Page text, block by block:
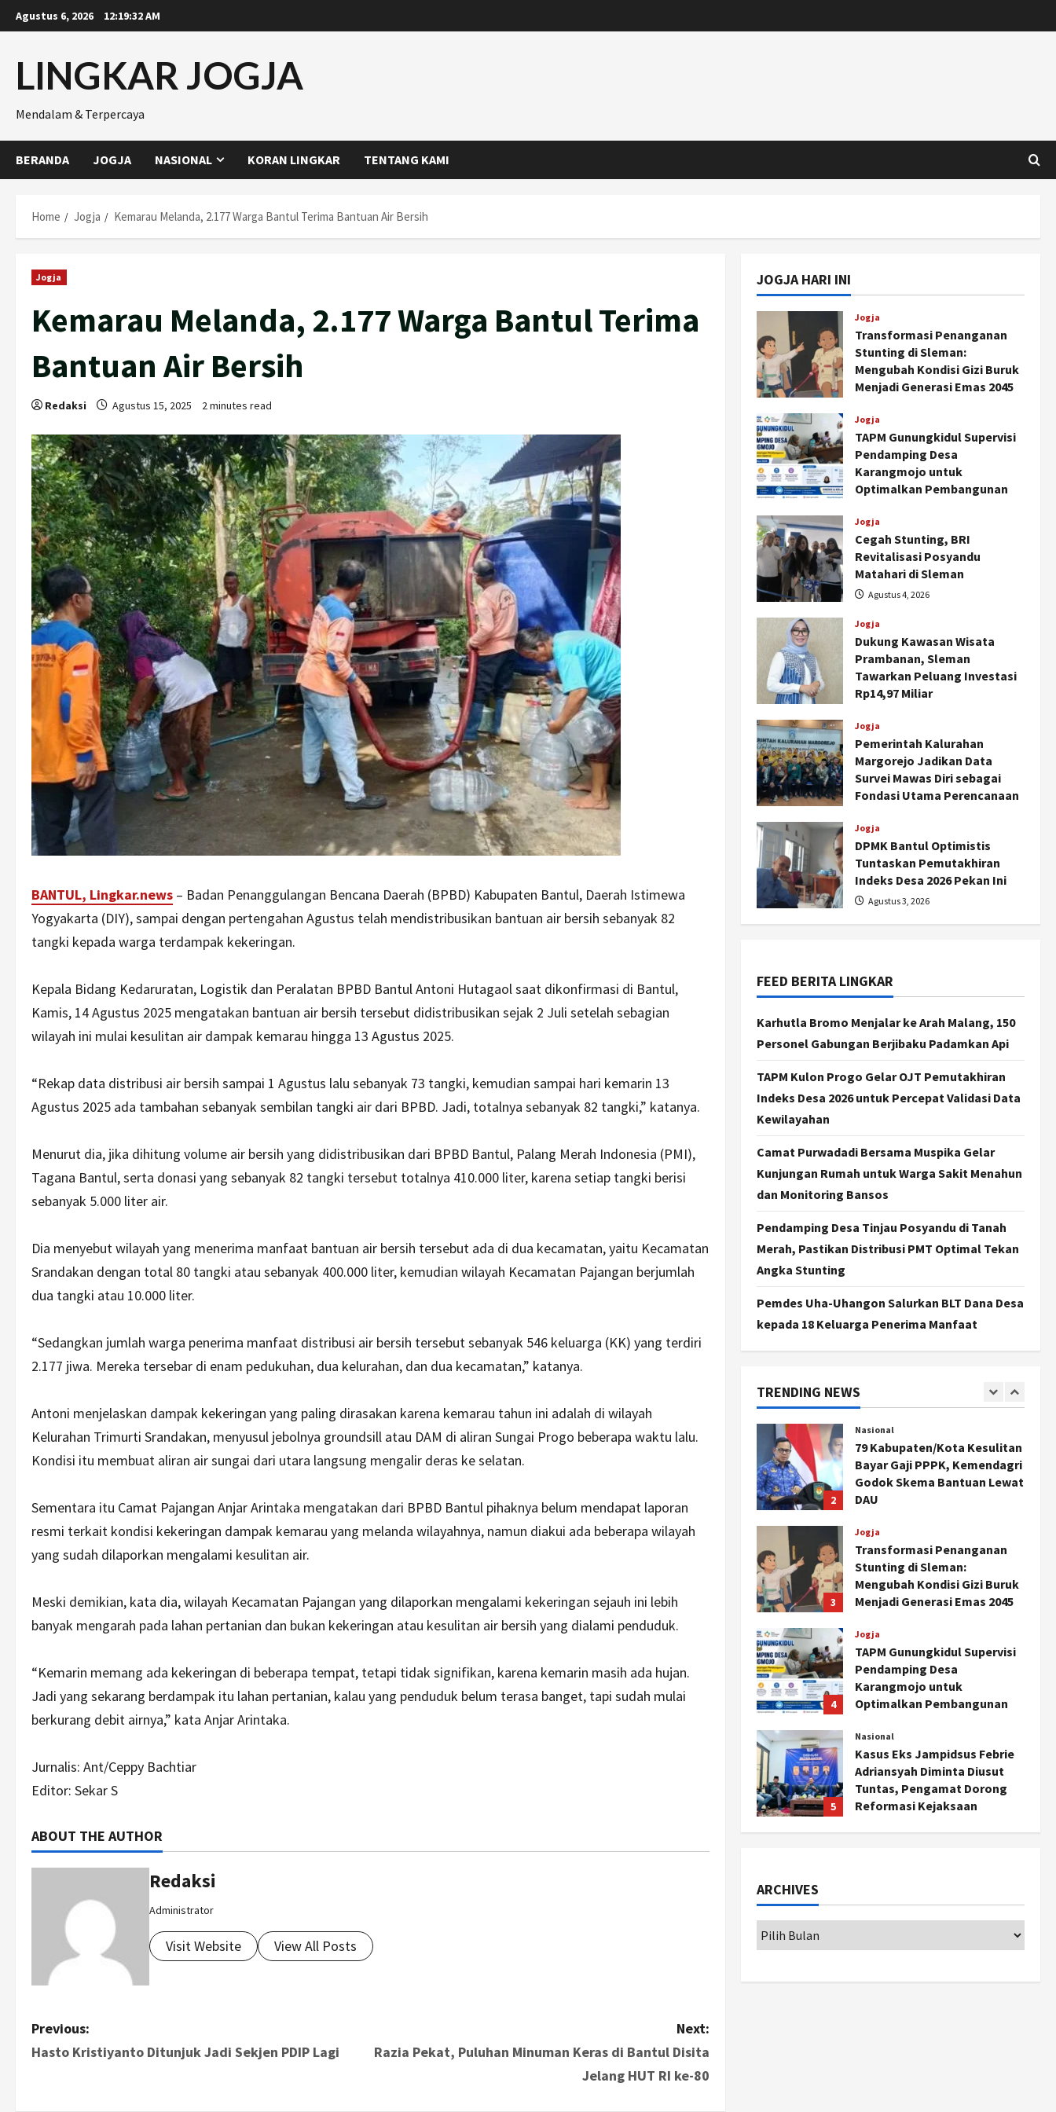
Skip
to
Agustus 6, 2026 12:19:33 AM
LINGKAR JOGJA
Mendalam & Terpercaya
BERANDA JOGJA NASIONAL KORAN LINGKAR TENTANG KAMI
Home Jogja Kemarau Melanda, 2.177 Warga Bantul Terima Bantuan Air Bersih
Jogja
Kemarau Melanda, 2.177 Warga Bantul Terima
Bantuan Air Bersih
Redaksi Agustus 15, 2025 2 minutes read
BANTUL, Lingkar.news – Badan Penanggulangan Bencana Daerah (BPBD) Kabupaten Bantul, Daerah Istimewa
Yogyakarta (DIY), sampai dengan pertengahan Agustus telah mendistribusikan bantuan air bersih sebanyak 82
tangki kepada warga terdampak kekeringan.
Kepala Bidang Kedaruratan, Logistik dan Peralatan BPBD Bantul Antoni Hutagaol saat dikonfirmasi di Bantul,
Kamis, 14 Agustus 2025 mengatakan bantuan air bersih tersebut didistribusikan sejak 2 Juli setelah sebagian
wilayah ini mulai kesulitan air dampak kemarau hingga 13 Agustus 2025.
“Rekap data distribusi air bersih sampai 1 Agustus lalu sebanyak 73 tangki, kemudian sampai hari kemarin 13
Agustus 2025 ada tambahan sebanyak sembilan tangki air dari BPBD. Jadi, totalnya sebanyak 82 tangki,” katanya.
Menurut dia, jika dihitung volume air bersih yang didistribusikan dari BPBD Bantul, Palang Merah Indonesia (PMI),
Tagana Bantul, serta donasi yang sebanyak 82 tangki tersebut totalnya 410.000 liter, karena setiap tangki berisi
sebanyak 5.000 liter air.
Dia menyebut wilayah yang menerima manfaat bantuan air bersih tersebut ada di dua kecamatan, yaitu Kecamatan
Srandakan dengan total 80 tangki atau sebanyak 400.000 liter, kemudian wilayah Kecamatan Pajangan berjumlah
dua tangki atau 10.000 liter.
“Sedangkan jumlah warga penerima manfaat distribusi air bersih tersebut sebanyak 546 keluarga (KK) yang terdiri
2.177 jiwa. Mereka tersebar di enam pedukuhan, dua kelurahan, dan dua kecamatan,” katanya.
Antoni menjelaskan dampak kekeringan yang paling dirasakan karena kemarau tahun ini adalah di wilayah
Kelurahan Trimurti Srandakan, menyusul jebolnya groundsill atau DAM di aliran Sungai Progo beberapa waktu lalu.
Kondisi itu membuat aliran air sungai dari utara langsung mengalir deras ke selatan.
Sementara itu Camat Pajangan Anjar Arintaka mengatakan dari BPBD Bantul pihaknya belum mendapat laporan
resmi terkait kondisi kekeringan dampak kemarau yang melanda wilayahnya, namun diakui ada beberapa wilayah
yang sudah dilaporkan mengalami kesulitan air.
Meski demikian, kata dia, wilayah Kecamatan Pajangan yang dilaporkan mengalami kekeringan sejauh ini lebih
banyak mengarah pada lahan pertanian dan bukan kekeringan atau kesulitan air bersih yang dialami penduduk.
“Kemarin memang ada kekeringan di beberapa tempat, tetapi tidak signifikan, karena kemarin masih ada hujan.
Jadi yang sekarang berdampak itu lahan pertanian, kalau yang penduduk belum terasa banget, tapi sudah mulai
berkurang debit airnya,” kata Anjar Arintaka.
Jurnalis: Ant/Ceppy Bachtiar
Editor: Sekar S
ABOUT THE AUTHOR
Redaksi
Administrator
Visit Website View All Posts
P
o
Previous:
Hasto Kristiyanto Ditunjuk Jadi Sekjen PDIP Lagi
Next:
Razia Pekat, Puluhan Minuman Keras di Bantul Disita
Jelang HUT RI ke-80
JOGJA HARI INI
Jogja
Transformasi Penanganan
Stunting di Sleman:
Mengubah Kondisi Gizi Buruk
Menjadi Generasi Emas 2045
Jogja
TAPM Gunungkidul Supervisi
Pendamping Desa
Karangmojo untuk
Optimalkan Pembangunan
Kalurahan
Agustus 5, 2026
Jogja
Cegah Stunting, BRI
Revitalisasi Posyandu
Matahari di Sleman
Agustus 4, 2026
Jogja
Dukung Kawasan Wisata
Prambanan, Sleman
Tawarkan Peluang Investasi
Rp14,97 Miliar
Jogja
Pemerintah Kalurahan
Margorejo Jadikan Data
Survei Mawas Diri sebagai
Fondasi Utama Perencanaan
Agustus 3, 2026
Jogja
DPMK Bantul Optimistis
Tuntaskan Pemutakhiran
Indeks Desa 2026 Pekan Ini
Agustus 3, 2026
FEED BERITA LINGKAR
Karhutla Bromo Menjalar ke Arah Malang, 150
Personel Gabungan Berjibaku Padamkan Api
TAPM Kulon Progo Gelar OJT Pemutakhiran
Indeks Desa 2026 untuk Percepat Validasi Data
Kewilayahan
Camat Purwadadi Bersama Muspika Gelar
Kunjungan Rumah untuk Warga Sakit Menahun
dan Monitoring Bansos
Pendamping Desa Tinjau Posyandu di Tanah
Merah, Pastikan Distribusi PMT Optimal Tekan
Angka Stunting
Pemdes Uha-Uhangon Salurkan BLT Dana Desa
kepada 18 Keluarga Penerima Manfaat
TRENDING NEWS
2
DAU
3
Jogja
Transformasi Penanganan
Stunting di Sleman:
Mengubah Kondisi Gizi Buruk
Menjadi Generasi Emas 2045
4
TAPM Gunungkidul Supervisi
Pendamping Desa
Karangmojo untuk
Optimalkan Pembangunan
dan Pemberdayaan
Kalurahan
Agustus 5, 2026
Nasional
Kasus Eks Jampidsus Febrie
Adriansyah Diminta Diusut
Reformasi Kejaksaan
1
Politik
2
Nasional
79 Kabupaten/Kota Kesulitan
Bayar Gaji PPPK, Kemendagri
Godok Skema Bantuan Lewat
DAU
3
Jogja
Transformasi Penanganan
Stunting di Sleman:
Mengubah Kondisi Gizi Buruk
Menjadi Generasi Emas 2045
4
Jogja
TAPM Gunungkidul Supervisi
Pendamping Desa
Karangmojo untuk
Optimalkan Pembangunan
Kalurahan
Agustus 5, 2026
5
Nasional
Kasus Eks Jampidsus Febrie
Adriansyah Diminta Diusut
Tuntas, Pengamat Dorong
Reformasi Kejaksaan
1
ARCHIVES